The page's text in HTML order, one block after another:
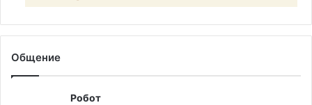
Общение
Робот